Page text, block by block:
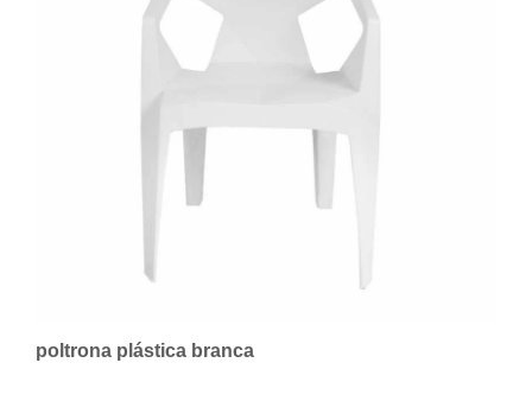
poltrona plástica branca